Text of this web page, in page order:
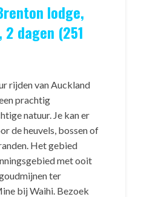
lodge,
dagen (251
rijden van Auckland
prachtig
natuur. Je kan er
de heuvels, bossen of
Het gebied
met ooit
ter
bij Waihi. Bezoek